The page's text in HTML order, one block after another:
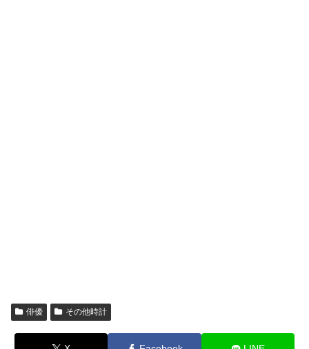
俳優 その他時計